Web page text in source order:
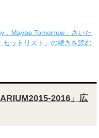
，Maybe Tomorrow」さいた
セットリスト」の続きを読む
2016」広